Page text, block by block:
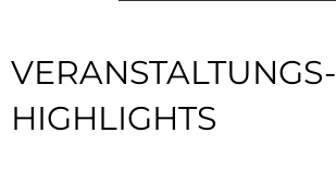
VERANSTALTUNGS-
HIGHLIGHTS